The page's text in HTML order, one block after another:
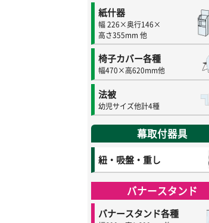
紙什器
幅 226×奥行146×
高さ355mm 他
椅子カバー各種
幅470×高620mm他
法被
幼児サイズ他計4種
幕取付器具
紐・吸盤・重し
バナースタンド
バナースタンド各種